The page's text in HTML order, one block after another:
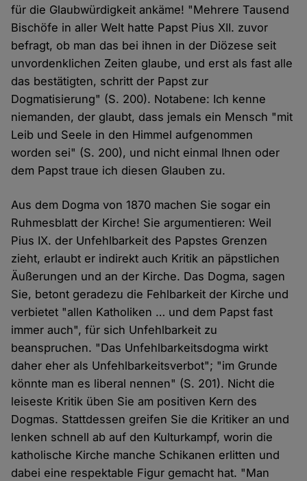
für die Glaubwürdigkeit ankäme! "Mehrere Tausend
Bischöfe in aller Welt hatte Papst Pius XII. zuvor
befragt, ob man das bei ihnen in der Diözese seit
unvordenklichen Zeiten glaube, und erst als fast alle
das bestätigten, schritt der Papst zur
Dogmatisierung" (S. 200). Notabene: Ich kenne
niemanden, der glaubt, dass jemals ein Mensch "mit
Leib und Seele in den Himmel aufgenommen
worden sei" (S. 200), und nicht einmal Ihnen oder
dem Papst traue ich diesen Glauben zu.
Aus dem Dogma von 1870 machen Sie sogar ein
Ruhmesblatt der Kirche! Sie argumentieren: Weil
Pius IX. der Unfehlbarkeit des Papstes Grenzen
zieht, erlaubt er indirekt auch Kritik an päpstlichen
Äußerungen und an der Kirche. Das Dogma, sagen
Sie, betont geradezu die Fehlbarkeit der Kirche und
verbietet "allen Katholiken … und dem Papst fast
immer auch", für sich Unfehlbarkeit zu
beanspruchen. "Das Unfehlbarkeitsdogma wirkt
daher eher als Unfehlbarkeitsverbot"; "im Grunde
könnte man es liberal nennen" (S. 201). Nicht die
leiseste Kritik üben Sie am positiven Kern des
Dogmas. Stattdessen greifen Sie die Kritiker an und
lenken schnell ab auf den Kulturkampf, worin die
katholische Kirche manche Schikanen erlitten und
dabei eine respektable Figur gemacht hat. "Man